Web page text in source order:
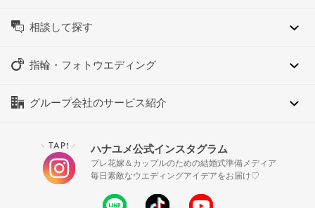
相談して探す
指輪・フォトウエディング
グループ会社のサービス紹介
＼ TAP! ／ ハナユメ公式インスタグラム
プレ花嫁＆カップルのための結婚式準備メディア
毎日素敵なウエディングアイデアをお届け♡